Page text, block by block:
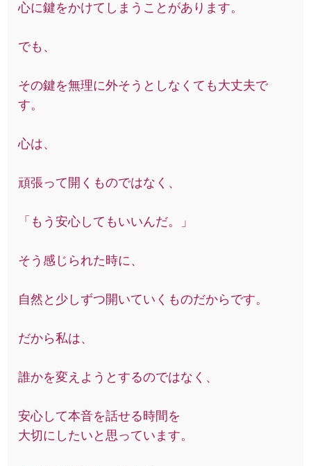
心に鍵をかけてしまうことがあります。
でも、
その鍵を無理に外そうとしなくても大丈夫で
す。
心は、
頑張って開くものではなく、
「もう安心してもいいんだ。」
そう感じられた時に、
自然と少しずつ開いていくものだからです。
だから私は、
誰かを変えようとするのではなく、
安心して本音を話せる時間を
大切にしたいと思っています。